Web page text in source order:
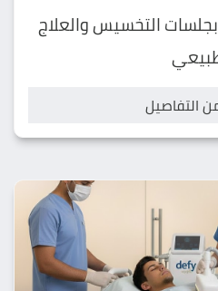
التخسيس والعلاج
التفاصيل